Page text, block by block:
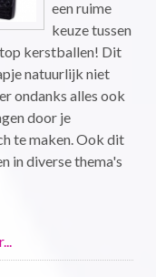
een ruime
keuze tussen
kerstballen! Dit
natuurlijk niet
ondanks alles ook
door je
te maken. Ook dit
in diverse thema's